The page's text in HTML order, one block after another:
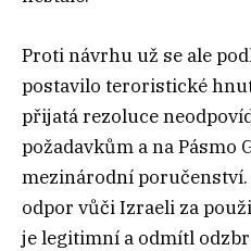
Proti návrhu už se ale
postavilo teroristické
přijatá rezoluce
požadavkům a na Pásmo
mezinárodní poručenství.
odpor vůči Izraeli za
je legitimní a odmítl